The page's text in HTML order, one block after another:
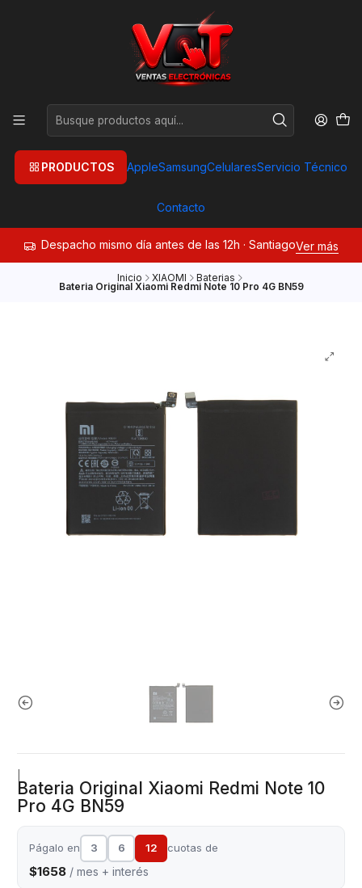
PRODUCTOS AppleSamsungCelularesServicio Técnico
Contacto
Despacho mismo día antes de las 12h · SantiagoVer más
Inicio XIAOMI Baterias
Bateria Original Xiaomi Redmi Note 10 Pro 4G BN59
Bateria Original Xiaomi Redmi Note 10
Pro 4G BN59
Págalo en 3 6 12 cuotas de
$1658 / mes + interés